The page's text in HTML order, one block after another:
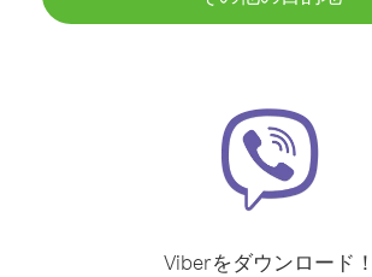
Viberをダウンロード！